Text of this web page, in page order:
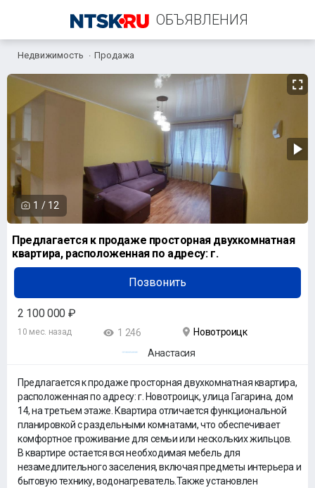
ОБЪЯВЛЕНИЯ
+7 (987) 873-01-47
Недвижимость Продажа
1 / 12
Предлагается к продаже просторная двухкомнатная
квартира, расположенная по адресу: г.
Позвонить
2 100 000 ₽
10 мес. назад 1 246
Новотроицк
Анастасия
Предлагается к продаже просторная двухкомнатная квартира,
расположенная по адресу: г. Новотроицк, улица Гагарина, дом
14, на третьем этаже. Квартира отличается функциональной
планировкой с раздельными комнатами, что обеспечивает
комфортное проживание для семьи или нескольких жильцов.
В квартире остается вся необходимая мебель для
незамедлительного заселения, включая предметы интерьера и
бытовую технику, водонагреватель.Также установлен